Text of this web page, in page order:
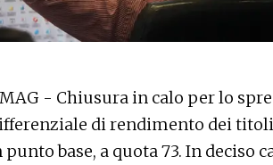
- Chiusura in calo per lo
di rendimento dei
base, a quota 73. In deciso